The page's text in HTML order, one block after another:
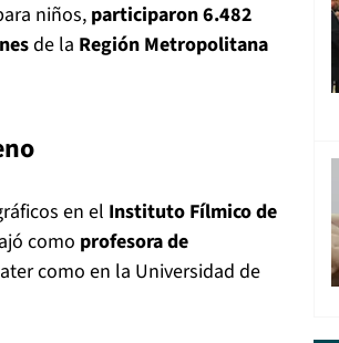
niños, participaron 6.482
de la Región Metropolitana
en el Instituto Fílmico de
como profesora de
como en la Universidad de